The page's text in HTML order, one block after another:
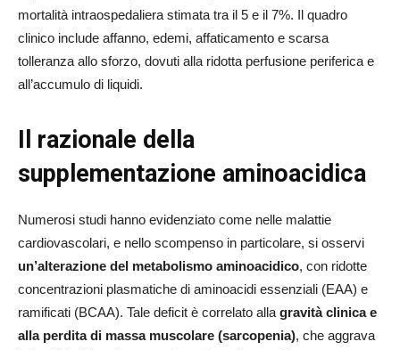
mortalità intraospedaliera stimata tra il 5 e il 7%. Il quadro
clinico include affanno, edemi, affaticamento e scarsa
tolleranza allo sforzo, dovuti alla ridotta perfusione periferica e
all’accumulo di liquidi.
Il razionale della
supplementazione aminoacidica
Numerosi studi hanno evidenziato come nelle malattie
cardiovascolari, e nello scompenso in particolare, si osservi
un’alterazione del metabolismo aminoacidico, con ridotte
concentrazioni plasmatiche di aminoacidi essenziali (EAA) e
ramificati (BCAA). Tale deficit è correlato alla gravità clinica e
alla perdita di massa muscolare (sarcopenia), che aggrava